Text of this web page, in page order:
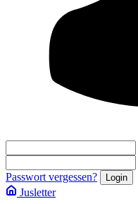
Passwort vergessen?
Jusletter